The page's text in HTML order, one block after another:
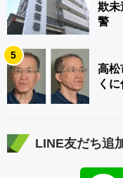
欺
警
5
高
く
LINE友だち追